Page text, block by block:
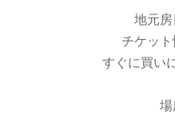
地元房
チケッ
すぐに買い
場